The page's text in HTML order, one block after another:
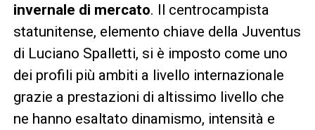
invernale di mercato. Il centrocampista
statunitense, elemento chiave della Juventus
di Luciano Spalletti, si è imposto come uno
dei profili più ambiti a livello internazionale
grazie a prestazioni di altissimo livello che
ne hanno esaltato dinamismo, intensità e